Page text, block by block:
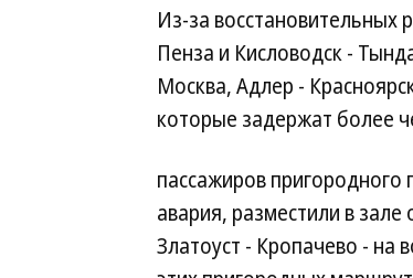
Из-за восстановительных
Пенза и Кисловодск -
Москва, Адлер -
которые задержат более
пассажиров
авария, разместили в
Златоуст - Кропачево - на